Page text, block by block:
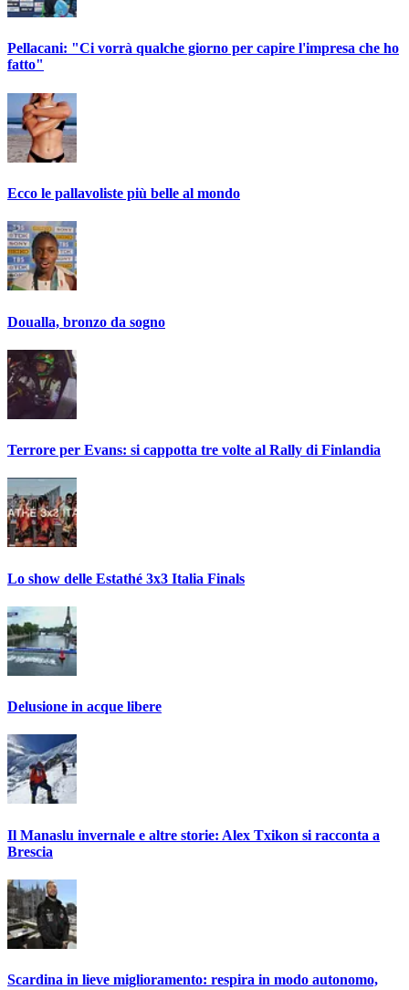
Pellacani: "Ci vorrà qualche giorno per capire l'impresa che ho
fatto"
Ecco le pallavoliste più belle al mondo
Doualla, bronzo da sogno
Terrore per Evans: si cappotta tre volte al Rally di Finlandia
Lo show delle Estathé 3x3 Italia Finals
Delusione in acque libere
Il Manaslu invernale e altre storie: Alex Txikon si racconta a
Brescia
Scardina in lieve miglioramento: respira in modo autonomo,